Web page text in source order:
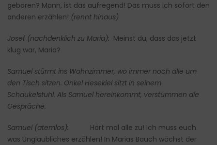
geboren? Mann, ist das aufregend! Das muss ich sofort den
anderen erzählen! (rennt hinaus)
Josef (nachdenklich zu Maria): Meinst du, dass das jetzt
klug war, Maria?
Samuel stürmt ins Wohnzimmer, wo immer noch alle um
den Tisch sitzen. Onkel Hesekiel sitzt in seinem
Schaukelstuhl. Als Samuel hereinkommt, verstummen die
Gespräche.
Samuel (atemlos): Hört mal alle zu! Ich muss euch
was Unglaubliches erzählen! In Marias Bauch wächst der